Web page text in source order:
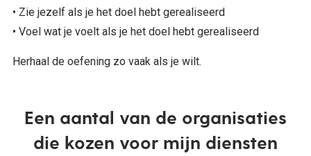
• Zie jezelf als je het doel hebt gerealiseerd
• Voel wat je voelt als je het doel hebt gerealiseerd
Herhaal de oefening zo vaak als je wilt.
Een aantal van de organisaties
die kozen voor mijn diensten